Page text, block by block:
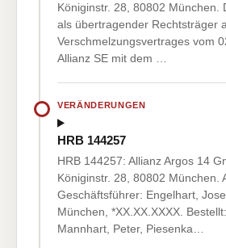
Königinstr. 28, 80802 München.
als übertragender Rechtsträger
Verschmelzungsvertrages vom
Allianz SE mit dem …
VERÄNDERUNGEN
HRB 144257
HRB 144257: Allianz Argos 14
Königinstr. 28, 80802 München.
Geschäftsführer: Engelhart,
München, *XX.XX.XXXX.
Mannhart, Peter, Piesenka…